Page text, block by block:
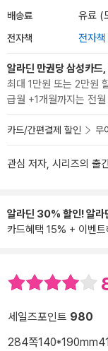
배송료 유료 (
전자책 전자
알라딘 만권당 삼성카
최대 1만원 또는 2만원
급월 +1개월까지는 전
카드/간편결제 할인 무
관심 저자, 시리즈의 출
알라딘 30% 할인! 알라
카드혜택 15% + 이벤
세일즈포인트 980
284쪽140*190mm